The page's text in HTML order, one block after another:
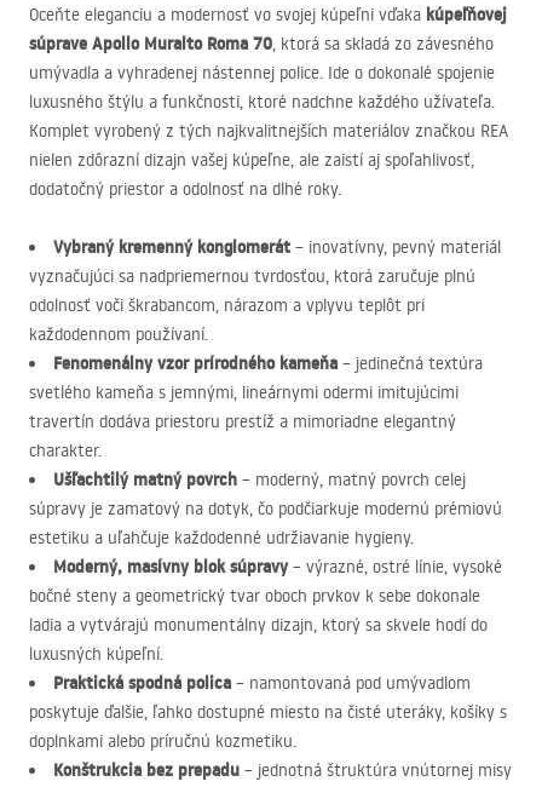
Oceňte eleganciu a modernosť vo svojej kúpeľni vďaka kúpeľňovej
súprave Apollo Muralto Roma 70, ktorá sa skladá zo závesného
umývadla a vyhradenej nástennej police. Ide o dokonalé spojenie
luxusného štýlu a funkčnosti, ktoré nadchne každého užívateľa.
Komplet vyrobený z tých najkvalitnejších materiálov značkou REA
nielen zdôrazní dizajn vašej kúpeľne, ale zaistí aj spoľahlivosť,
dodatočný priestor a odolnosť na dlhé roky.
Vybraný kremenný konglomerát – inovatívny, pevný materiál
vyznačujúci sa nadpriemernou tvrdosťou, ktorá zaručuje plnú
odolnosť voči škrabancom, nárazom a vplyvu teplôt pri
každodennom používaní.
Fenomenálny vzor prírodného kameňa – jedinečná textúra
svetlého kameňa s jemnými, lineárnymi odermi imitujúcimi
travertín dodáva priestoru prestíž a mimoriadne elegantný
charakter.
Ušľachtilý matný povrch – moderný, matný povrch celej
súpravy je zamatový na dotyk, čo podčiarkuje modernú prémiovú
estetiku a uľahčuje každodenné udržiavanie hygieny.
Moderný, masívny blok súpravy– výrazné, ostré línie, vysoké
bočné steny a geometrický tvar oboch prvkov k sebe dokonale
ladia a vytvárajú monumentálny dizajn, ktorý sa skvele hodí do
luxusných kúpeľní.
Praktická spodná polica – namontovaná pod umývadlom
poskytuje ďalšie, ľahko dostupné miesto na čisté uteráky, košíky s
doplnkami alebo príručnú kozmetiku.
Konštrukcia bez prepadu – jednotná štruktúra vnútornej misy